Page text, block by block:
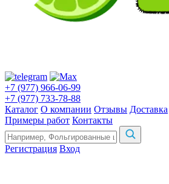
+7 (977) 966-06-99
+7 (977) 733-78-88
Каталог О компании Отзывы Доставка
Примеры работ Контакты
Регистрация Вход